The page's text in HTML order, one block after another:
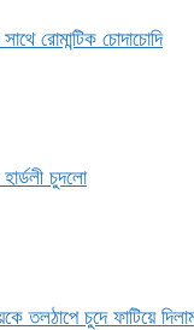
রোমান্টিক চোদাচোদি
চুদলো
তলঠাপে চুদে ফাটিয়ে